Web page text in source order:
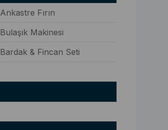
Ankastre Fırın
Bulaşık Makinesi
Bardak & Fincan Seti